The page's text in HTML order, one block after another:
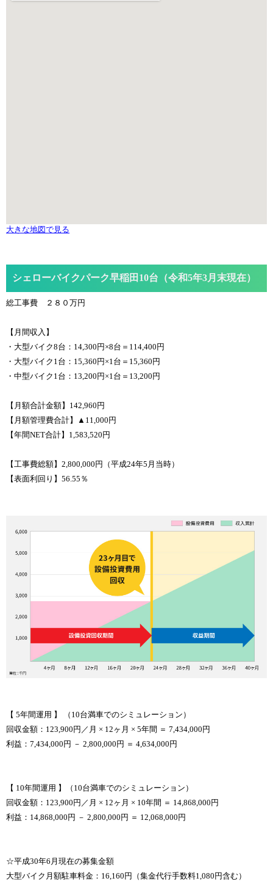
大きな地図で見る
シェローバイクパーク早稲田10台（令和5年3月末現在）
総工事費 ２８０万円
【月間収入】
・大型バイク8台：14,300円×8台＝114,400円
・大型バイク1台：15,360円×1台＝15,360円
・中型バイク1台：13,200円×1台＝13,200円
【月額合計金額】142,960円
【月額管理費合計】▲11,000円
【年間NET合計】1,583,520円
【工事費総額】2,800,000円（平成24年5月当時）
【表面利回り】56.55％
【 5年間運用 】 （10台満車でのシミュレーション）
回収金額：123,900円／月 × 12ヶ月 × 5年間 ＝ 7,434,000円
利益：7,434,000円 － 2,800,000円 ＝ 4,634,000円
【 10年間運用 】（10台満車でのシミュレーション）
回収金額：123,900円／月 × 12ヶ月 × 10年間 ＝ 14,868,000円
利益：14,868,000円 － 2,800,000円 ＝ 12,068,000円
☆平成30年6月現在の募集金額
大型バイク月額駐車料金：16,160円（集金代行手数料1,080円含む）